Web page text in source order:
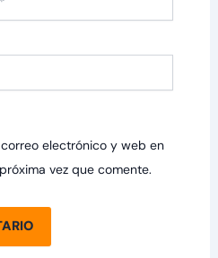
electrónico y web en
vez que comente.